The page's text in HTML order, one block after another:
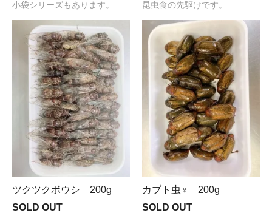
小袋シリーズもあります。 昆虫食の先駆けです。
ツクツクボウシ 200g
SOLD OUT
カブト虫♀ 200g
SOLD OUT